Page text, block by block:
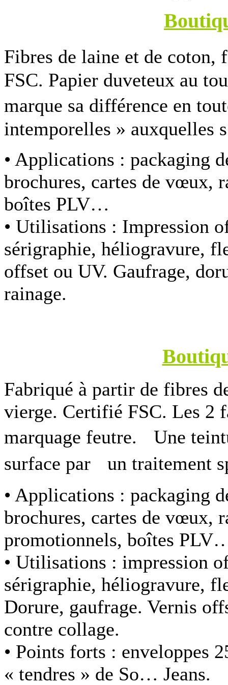
Fibres de laine et de
FSC. Papier duveteux au
marque sa différence en
intemporelles » auxquelles
• Applications : packaging
brochures, cartes de vœux,
boîtes PLV…
• Utilisations : Impression
sérigraphie, héliogravure,
offset ou UV. Gaufrage,
rainage.
Fabriqué à partir de fibres
vierge. Certifié FSC. Les 2
marquage feutre. Une
surface par un traitement
• Applications : packaging
brochures, cartes de vœux,
promotionnels, boîtes
• Utilisations : impression
sérigraphie, héliogravure,
Dorure, gaufrage. Vernis
contre collage.
• Points forts : enveloppes
« tendres » de So… Jeans.